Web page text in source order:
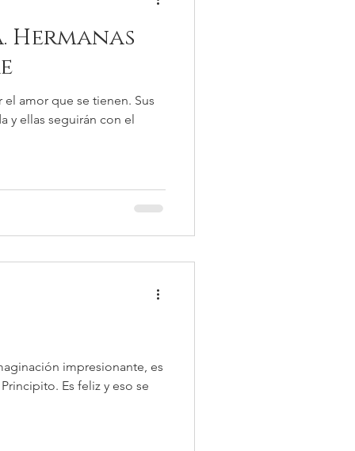
Hermanas
el amor que se tienen. Sus
y ellas seguirán con el
impresionante, es
Es feliz y eso se